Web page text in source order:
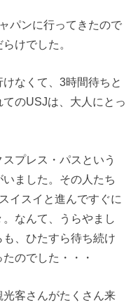
パンに行ってきたので
けでした。
なくて、3時間待ちと
のUSJは、大人にとっ
プレス・パスという
ました。その人たち
イスイと進んですぐに
なんて、うらやまし
、ひたすら待ち続け
のでした・・・
客さんがたくさん来